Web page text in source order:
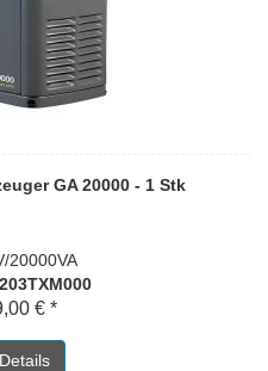
GA 20000 - 1 Stk
20000VA
€ *
Details